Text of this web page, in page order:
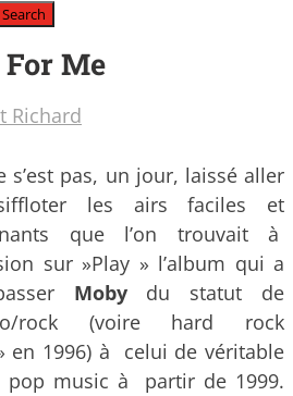
Me
Richard
s’est pas, un jour, laissé aller
les airs faciles et
que l’on trouvait à
sur »Play » l’album qui a
Mobydu statut de
rock (voire hard rock
en 1996) à celui de véritable
pop music à partir de 1999.